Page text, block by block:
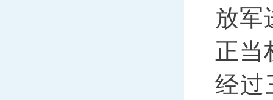
放军
正当
经过